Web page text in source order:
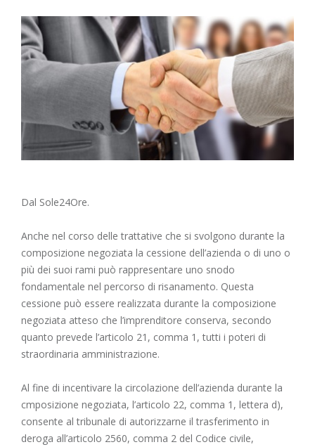
Dal Sole24Ore.
Anche nel corso delle trattative che si svolgono durante la
composizione negoziata la cessione dell’azienda o di uno o
più dei suoi rami può rappresentare uno snodo
fondamentale nel percorso di risanamento. Questa
cessione può essere realizzata durante la composizione
negoziata atteso che l’imprenditore conserva, secondo
quanto prevede l’articolo 21, comma 1, tutti i poteri di
straordinaria amministrazione.
Al fine di incentivare la circolazione dell’azienda durante la
cmposizione negoziata, l’articolo 22, comma 1, lettera d),
consente al tribunale di autorizzarne il trasferimento in
deroga all’articolo 2560, comma 2 del Codice civile,